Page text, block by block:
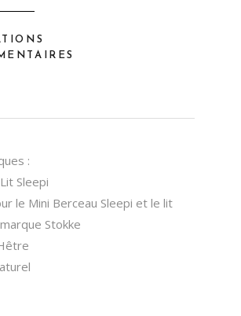
:
Sleepi
le Mini Berceau Sleepi et le lit
Stokke